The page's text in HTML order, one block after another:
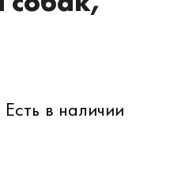
Есть в наличии